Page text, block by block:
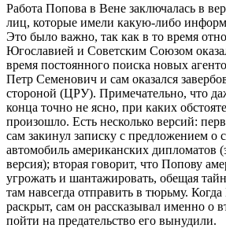
Работа Попова в Вене заключалась в
лиц, которые имели какую-либо
Это было важно, так как в то время
Югославией и Советским Союзом
время постоянного поиска новых
Петр Семенович и сам оказался
стороной (ЦРУ). Примечательно, что
конца точно не ясно, при каких
произошло. Есть несколько версий:
сам закинул записку с предложением о
автомобиль американских дипломатов
версия); вторая говорит, что Попову
угрожать и шантажировать, обещая
там навсегда отправить в тюрьму.
раскрыт, сам он рассказывал именно о
пойти на предательство его вынудили.